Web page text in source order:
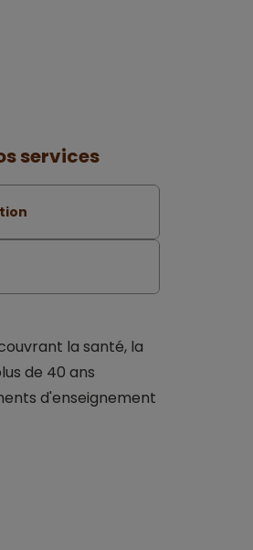
services
la santé, la
de 40 ans
d'enseignement